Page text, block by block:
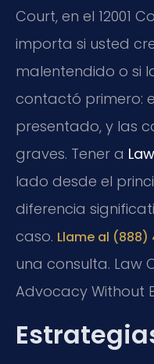
Court, en el 12001
importa si usted
malentendido o si
contactó primero:
presentado, y las
graves. Tener a
lado desde el
diferencia
caso. Llame al (888)
una consulta. Law
Advocacy Without